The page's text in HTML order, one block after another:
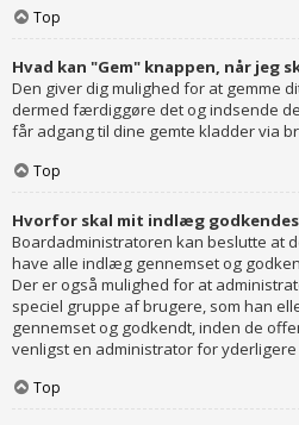
Top
Hvad kan "Gem" knappen, når jeg
Den giver dig mulighed for at gemme
dermed færdiggøre det og indsende
får adgang til dine gemte kladder via
Top
Hvorfor skal mit indlæg
Boardadministratoren kan beslutte at
have alle indlæg gennemset og
Der er også mulighed for at
speciel gruppe af brugere, som han
gennemset og godkendt, inden de
venligst en administrator for
Top